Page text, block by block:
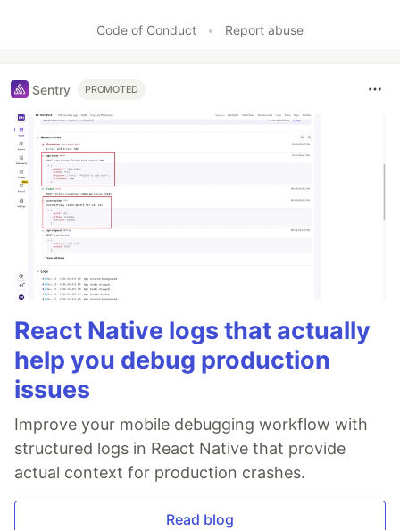
Code of Conduct • Report abuse
Sentry PROMOTED
React Native logs that actually
help you debug production
issues
Improve your mobile debugging workflow with
structured logs in React Native that provide
actual context for production crashes.
Read blog